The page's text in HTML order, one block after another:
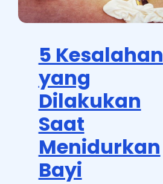
5 Kesalahan
yang
Dilakukan
Saat
Menidurkan
Bayi